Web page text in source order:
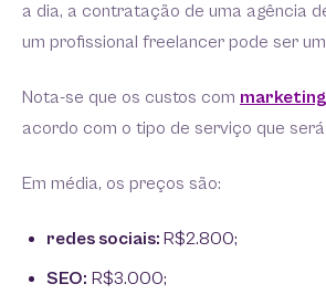
a dia, a contratação de uma agência
um profissional freelancer pode ser
Nota-se que os custos com
acordo com o tipo de serviço que
Em média, os preços são:
redes sociais: R$2.800;
SEO: R$3.000;